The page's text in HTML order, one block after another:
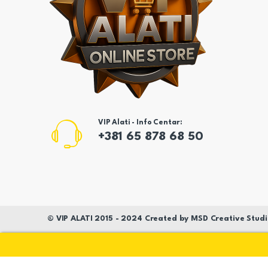
VIP Alati - Info Centar:
+381 65 878 68 50
© VIP ALATI 2015 - 2024 Created by MSD Creative